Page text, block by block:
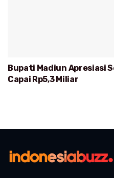
Bupati Madiun Apresiasi
Capai Rp5,3 Miliar